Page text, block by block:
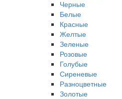
Черные
Белые
Красные
Желтые
Зеленые
Розовые
Голубые
Сиреневые
Разноцветные
Золотые